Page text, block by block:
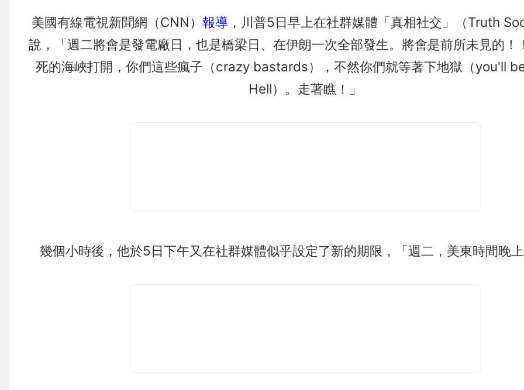
美國有線電視新聞網（CNN） 報導 ，川普5日早上在社群媒體「真相社交」（Truth
說，「週二將會是發電廠日，也是橋梁日、在伊朗一次全部發生。將會是前所未見的！
死的海峽打開，你們這些瘋子（crazy bastards），不然你們就等著下地獄（you'll
Hell）。走著瞧！」
幾個小時後，他於5日下午又在社群媒體似乎設定了新的期限，「週二，美東時間晚